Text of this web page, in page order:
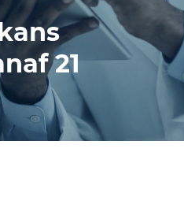
21